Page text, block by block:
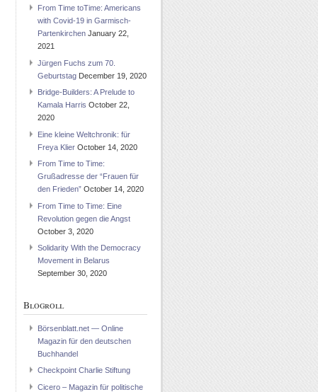
From Time toTime: Americans
with Covid-19 in Garmisch-
Partenkirchen January 22,
2021
Jürgen Fuchs zum 70.
Geburtstag December 19, 2020
Bridge-Builders: A Prelude to
Kamala Harris October 22,
2020
Eine kleine Weltchronik: für
Freya Klier October 14, 2020
From Time to Time:
Grußadresse der “Frauen für
den Frieden” October 14, 2020
From Time to Time: Eine
Revolution gegen die Angst
October 3, 2020
Solidarity With the Democracy
Movement in Belarus
September 30, 2020
Blogroll
Börsenblatt.net — Online
Magazin für den deutschen
Buchhandel
Checkpoint Charlie Stiftung
Cicero – Magazin für politische